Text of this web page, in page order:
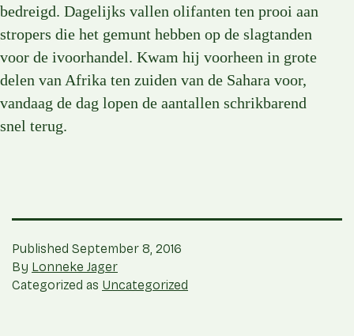
bedreigd. Dagelijks vallen olifanten ten prooi aan
stropers die het gemunt hebben op de slagtanden
voor de ivoorhandel. Kwam hij voorheen in grote
delen van Afrika ten zuiden van de Sahara voor,
vandaag de dag lopen de aantallen schrikbarend
snel terug.
Published September 8, 2016
By Lonneke Jager
Categorized as Uncategorized